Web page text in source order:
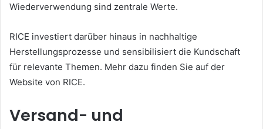
Wiederverwendung sind zentrale Werte.
RICE investiert darüber hinaus in nachhaltige
Herstellungsprozesse und sensibilisiert die Kundschaft
für relevante Themen. Mehr dazu finden Sie auf der
Website von RICE.
Versand- und